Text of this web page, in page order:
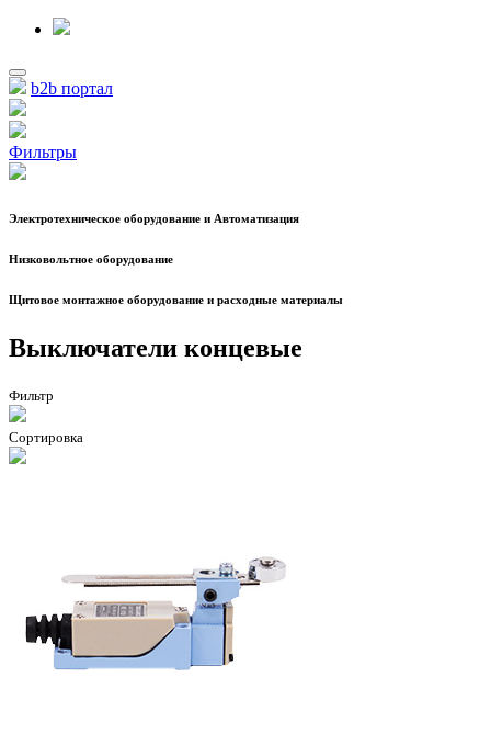
b2b портал
Фильтры
Электротехническое оборудование и Автоматизация
Низковольтное оборудование
Щитовое монтажное оборудование и расходные материалы
Выключатели концевые
Фильтр
Сортировка